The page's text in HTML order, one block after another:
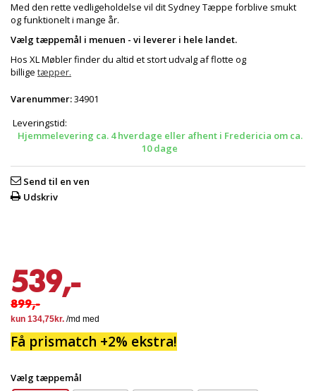
Med den rette vedligeholdelse vil dit Sydney Tæppe forblive smukt
og funktionelt i mange år.
Vælg tæppemål i menuen - vi leverer i hele landet.
Hos XL Møbler finder du altid et stort udvalg af flotte og
billige tæpper.
Varenummer:34901
Leveringstid:
Hjemmelevering ca. 4 hverdage eller afhent i Fredericia om ca.
10 dage
Send til en ven
Udskriv
539,-
899,-
Få prismatch +2% ekstra!
Vælg tæppemål